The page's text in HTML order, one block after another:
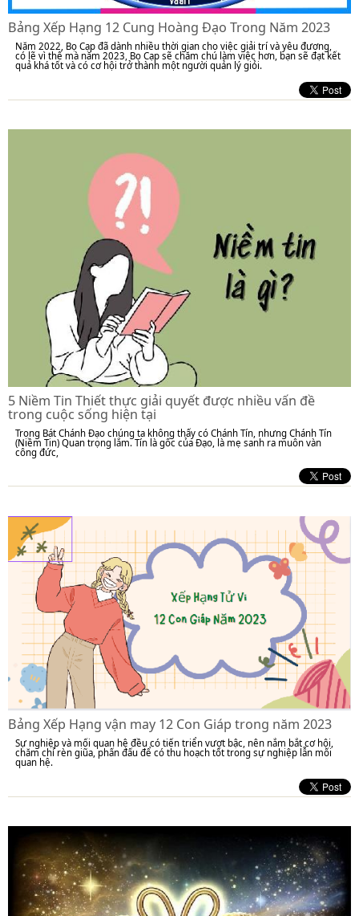
Bảng Xếp Hạng 12 Cung Hoàng Đạo Trong Năm 2023
Năm 2022, Bọ Cạp đã dành nhiều thời gian cho việc giải trí và yêu đương,
có lẽ vì thế mà năm 2023, Bọ Cạp sẽ chăm chú làm việc hơn, bạn sẽ đạt kết
quả khá tốt và có cơ hội trở thành một người quản lý giỏi.
5 Niềm Tin Thiết thực giải quyết được nhiều vấn đề
trong cuộc sống hiện tại
Trong Bát Chánh Đạo chúng ta không thấy có Chánh Tín, nhưng Chánh Tín
(Niềm Tin) Quan trọng lắm. Tín là gốc của Đạo, là mẹ sanh ra muôn vàn
công đức,
Bảng Xếp Hạng vận may 12 Con Giáp trong năm 2023
Sự nghiệp và mối quan hệ đều có tiến triển vượt bậc, nên nắm bắt cơ hội,
chăm chỉ rèn giũa, phấn đấu để có thu hoạch tốt trong sự nghiệp lẫn mối
quan hệ.